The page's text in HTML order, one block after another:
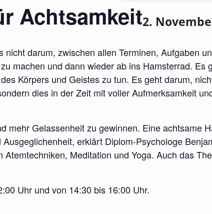
Achtsamkeit2.
darum, zwischen allen Terminen, Aufgaben
machen und dann wieder ab ins Hamsterrad. Es
Körpers und Geistes zu tun. Es geht darum,
dies in der Zeit mit voller Aufmerksamkeit
mehr Gelassenheit zu gewinnen. Eine achtsame
erklärt Diplom-Psychologe
Meditation und Yoga. Auch das
Uhr und von 14:30 bis 16:00 Uhr.